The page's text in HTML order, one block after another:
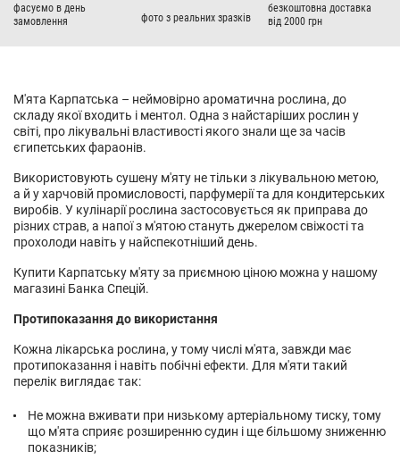
фасуємо в день
замовлення
фото з реальних зразків
безкоштовна доставка
від 2000 грн
М'ята Карпатська – неймовірно ароматична рослина, до
складу якої входить і ментол. Одна з найстаріших рослин у
світі, про лікувальні властивості якого знали ще за часів
єгипетських фараонів.
Використовують сушену м'яту не тільки з лікувальною метою,
а й у харчовій промисловості, парфумерії та для кондитерських
виробів. У кулінарії рослина застосовується як приправа до
різних страв, а напої з м'ятою стануть джерелом свіжості та
прохолоди навіть у найспекотніший день.
Купити Карпатську м'яту за приємною ціною можна у нашому
магазині Банка Спецій.
Протипоказання до використання
Кожна лікарська рослина, у тому числі м'ята, завжди має
протипоказання і навіть побічні ефекти. Для м'яти такий
перелік виглядає так:
Не можна вживати при низькому артеріальному тиску, тому
що м'ята сприяє розширенню судин і ще більшому зниженню
показників;